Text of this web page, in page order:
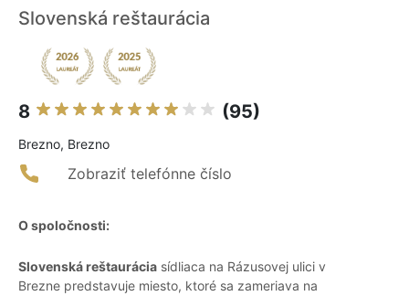
Slovenská reštaurácia
8 (95)
Brezno, Brezno
Zobraziť telefónne číslo
O spoločnosti:
Slovenská reštaurácia sídliaca na Rázusovej ulici v
Brezne predstavuje miesto, ktoré sa zameriava na